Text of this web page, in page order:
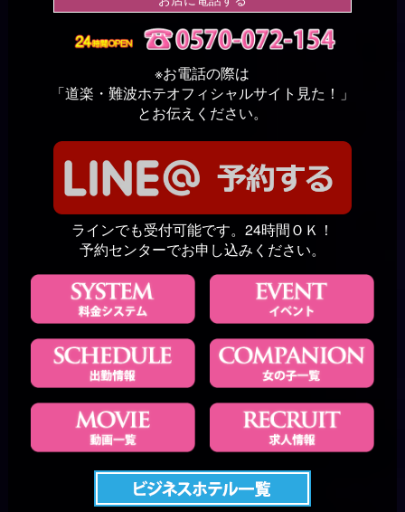
※お電話の際は
「道楽・難波ホテオフィシャルサイト見た！」
とお伝えください。
ラインでも受付可能です。24時間ＯＫ！
予約センターでお申し込みください。